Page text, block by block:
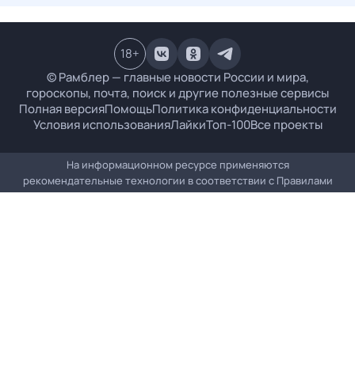
© Рамблер — главные новости России и мира,
гороскопы, почта, поиск и другие полезные сервисы
Полная версияПомощьПолитика конфиденциальности
Условия использованияЛайкиТоп-100Все проекты
18+
На информационном ресурсе применяются
рекомендательные технологии в соответствии с Правилами